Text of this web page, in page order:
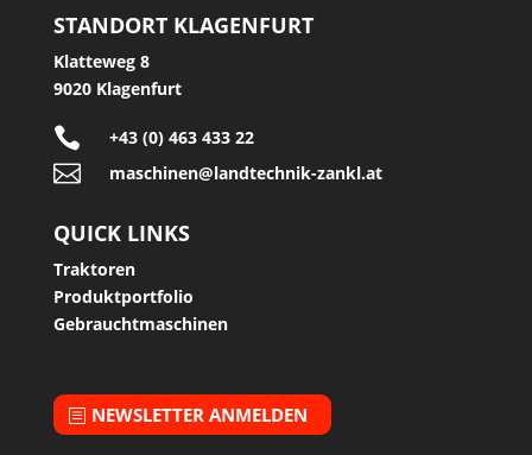
STANDORT KLAGENFURT
Klatteweg 8
9020 Klagenfurt
 +43 (0) 463 433 22
 maschinen@landtechnik-zankl.at
QUICK LINKS
Traktoren
Produktportfolio
Gebrauchtmaschinen
NEWSLETTER ANMELDEN